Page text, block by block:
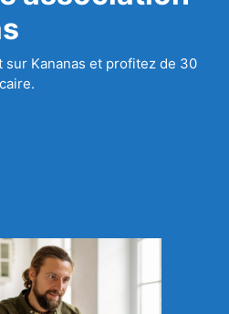
Kananas et profitez de 30